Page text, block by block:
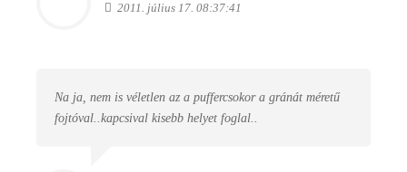
2011. július 17. 08:37:41
Na ja, nem is véletlen az a puffercsokor a gránát méretű
fojtóval..kapcsival kisebb helyet foglal..